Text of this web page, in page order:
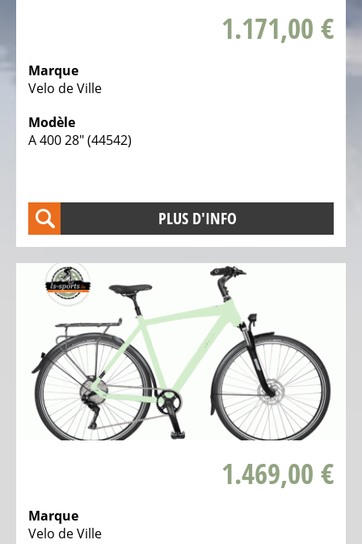
Vélos
course
électriques
gravel
Vélos
tout-
terrain
électriques
VTT
Vélos
de
randonnée
électriques
Vélos
électriques
1.171,00 €
Marque
Velo de Ville
Modèle
A 400 28" (44542)
PLUS D'INFO
1.469,00 €
Marque
Velo de Ville